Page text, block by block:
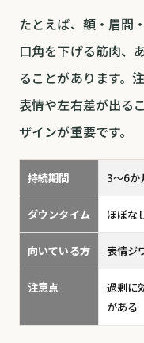
たとえば、額・眉間
口角を下げる筋肉、
ることがあります。
表情や左右差が出る
ザインが重要です。
持続期間 3〜6か
ダウンタイム ほぼな
向いている方 表情ジ
注意点
過剰に
がある